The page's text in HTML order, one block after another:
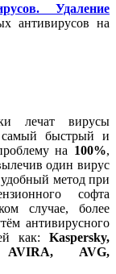
Удаление
антивирусов на
лечат вирусы
быстрый и
на 100%,
один вирус
метод при
софта
случае, более
антивирусного
как: Kaspersky,
AVG,